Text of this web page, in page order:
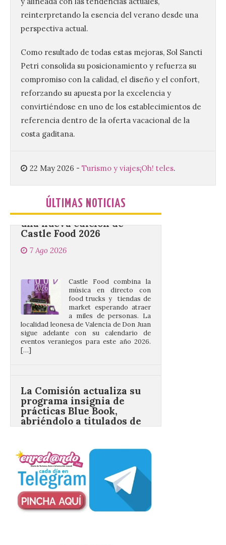
reinterpretando la esencia del verano desde una
perspectiva actual.
Como resultado de todas estas mejoras, Sol Sancti
Petri consolida su posicionamiento y refuerza su
compromiso con la calidad, el diseño y el confort,
reforzando su apuesta por la excelencia y
convirtiéndose en uno de los establecimientos de
referencia dentro de la oferta vacacional de la
costa gaditana.
22 May 2026 - Turismo y viajes¡Oh! teles.
ÚLTIMAS NOTICIAS
Peregrinación”, en
Benavides de Órbigo.
7 Ago 2026
Conferencia de Victorina
Alonso, sobre la
peregrinación femenina.
Presentación del Libro
“Va de Monjas”, de José
Fernando Cornejo. Apertura de una doble
exposición de fotografía. Este viernes, 7
auditorio de Benavides de […]
Food trucks y música en
Valencia de Don Juan en
una nueva edición de
Castle Food 2026
7 Ago 2026
market esperando atraer
a miles de personas. La
localidad leonesa de Valencia de Don Juan
sigue adelante con su calendario de
eventos veraniegos para este año 2026.
[…]
prácticas Blue Book,
abriéndolo a titulados de
EFP
6 Ago 2026
Las solicitudes estarán
abiertas del 22 de julio al 4
de septiembre de 2026.
Bruselas, 6 de agosto de
2026.- La Comisión
Europea ha actualizado las normas de su
programa de prácticas, estableciendo un
marco único modernizado que hace que el